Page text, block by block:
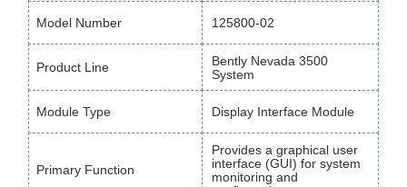
Model Number 125800-02
Product Line
Bently Nevada 3500
System
Module Type Display Interface Module
Primary Function
Provides a graphical user
interface (GUI) for system
monitoring and